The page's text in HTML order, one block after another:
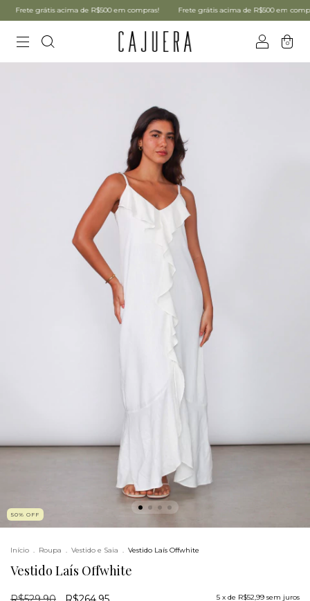
grátis acima de R$500 em compras! Frete grátis acima de R$500 em compras!
0
50% OFF
Início . Roupa . Vestido e Saia . Vestido Laís Offwhite
Vestido Laís Offwhite
5 x de R$52,99 sem juros